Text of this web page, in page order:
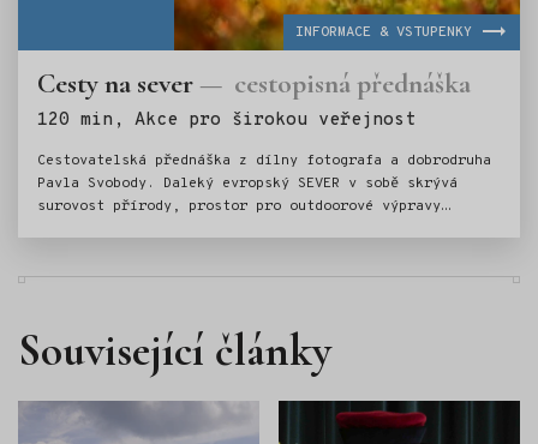
Cesty na sever cestopisná přednáška
120 min, Akce pro širokou veřejnost
Cestovatelská přednáška z dílny fotografa a dobrodruha
Pavla Svobody. Daleký evropský SEVER v sobě skrývá
surovost přírody, prostor pro outdoorové výpravy
INFORMACE & VSTUPENKY
Související články